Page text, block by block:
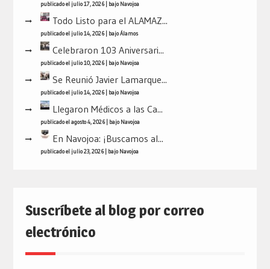
publicado el julio 17, 2026| bajo Navojoa
Todo Listo para el ALAMAZ...
publicado el julio 14, 2026| bajoÁlamos
Celebraron 103 Aniversari...
publicado el julio 10, 2026| bajo Navojoa
Se Reunió Javier Lamarque...
publicado el julio 14, 2026| bajo Navojoa
Llegaron Médicos a las Ca...
publicado el agosto 4, 2026| bajo Navojoa
En Navojoa: ¡Buscamos al...
publicado el julio 23, 2026| bajo Navojoa
Suscríbete al blog por correo
electrónico